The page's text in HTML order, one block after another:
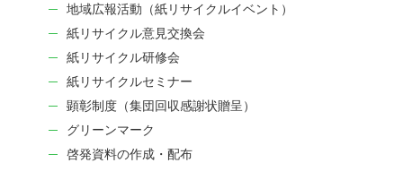
地域広報活動（紙リサイクルイベント）
紙リサイクル意見交換会
紙リサイクル研修会
紙リサイクルセミナー
顕彰制度（集団回収感謝状贈呈）
グリーンマーク
啓発資料の作成・配布